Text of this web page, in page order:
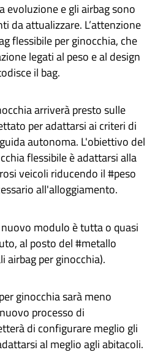
evoluzione e gli airbag sono
da attualizzare. L’attenzione
flessibile per ginocchia, che
legati al peso e al design
il bag.
arriverà presto sulle
per adattarsi ai criteri di
autonoma. L'obiettivo del
flessibile è adattarsi alla
veicoli riducendo il #peso
all'alloggiamento.
modulo è tutta o quasi
al posto del #metallo
airbag per ginocchia).
ginocchia sarà meno
processo di
di configurare meglio gli
al meglio agli abitacoli.